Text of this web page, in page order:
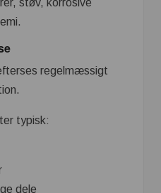
støv, korrosive
regelmæssigt
typisk:
dele